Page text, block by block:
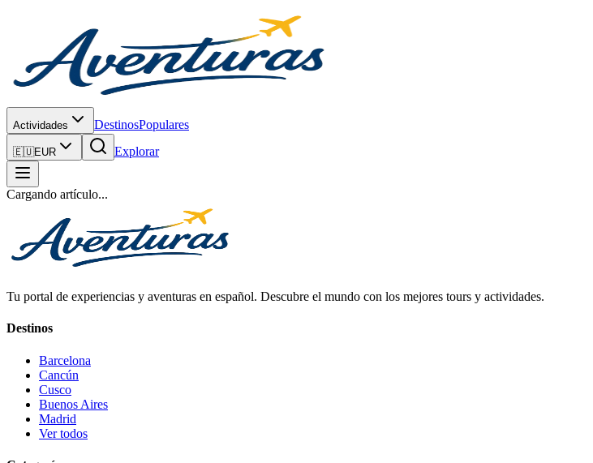
Actividades DestinosPopulares
🇪🇺EUR Explorar
Cargando artículo...
Tu portal de experiencias y aventuras en español. Descubre el mundo con los mejores tours y actividades.
Destinos
Barcelona
Cancún
Cusco
Buenos Aires
Madrid
Ver todos